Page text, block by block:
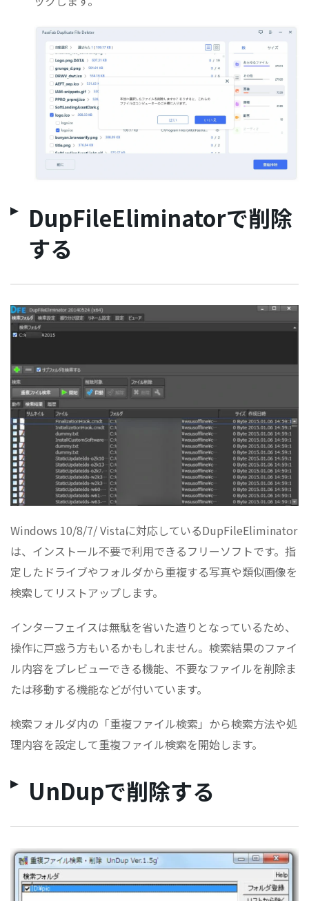
DupFileEliminatorで削除
する
Windows 10/8/7/ Vistaに対応しているDupFileEliminator
は、インストール不要で利用できるフリーソフトです。指
定したドライブやフォルダから重複する写真や類似画像を
検索してリストアップします。
インターフェイスは無駄を省いた造りとなっているため、
操作に戸惑う方もいるかもしれません。検索結果のファイ
ル内容をプレビューできる機能、不要なファイルを削除ま
たは移動する機能などが付いています。
検索フォルダ内の「重複ファイル検索」から検索方法や処
理内容を設定して重複ファイル検索を開始します。
UnDupで削除する